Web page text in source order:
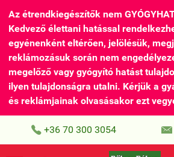
Az étrendkiegészítők nem
Kedvező élettani hatással
egyénenként eltérően, jelölésük,
reklámozásuk során nem
megelőző vagy gyógyító hatást
ilyen tulajdonságra utalni. Kérjük a
és reklámjainak olvasásakor ezt
 +36 70 300 3054 